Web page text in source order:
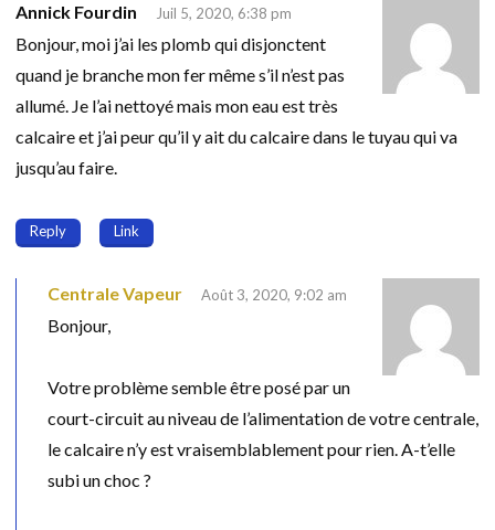
Annick Fourdin Juil 5, 2020, 6:38 pm
Bonjour, moi j’ai les plomb qui disjonctent
quand je branche mon fer même s’il n’est pas
allumé. Je l’ai nettoyé mais mon eau est très
calcaire et j’ai peur qu’il y ait du calcaire dans le tuyau qui va
jusqu’au faire.
Reply Link
Centrale Vapeur Août 3, 2020, 9:02 am
Bonjour,
Votre problème semble être posé par un
court-circuit au niveau de l’alimentation de votre centrale,
le calcaire n’y est vraisemblablement pour rien. A-t’elle
subi un choc ?